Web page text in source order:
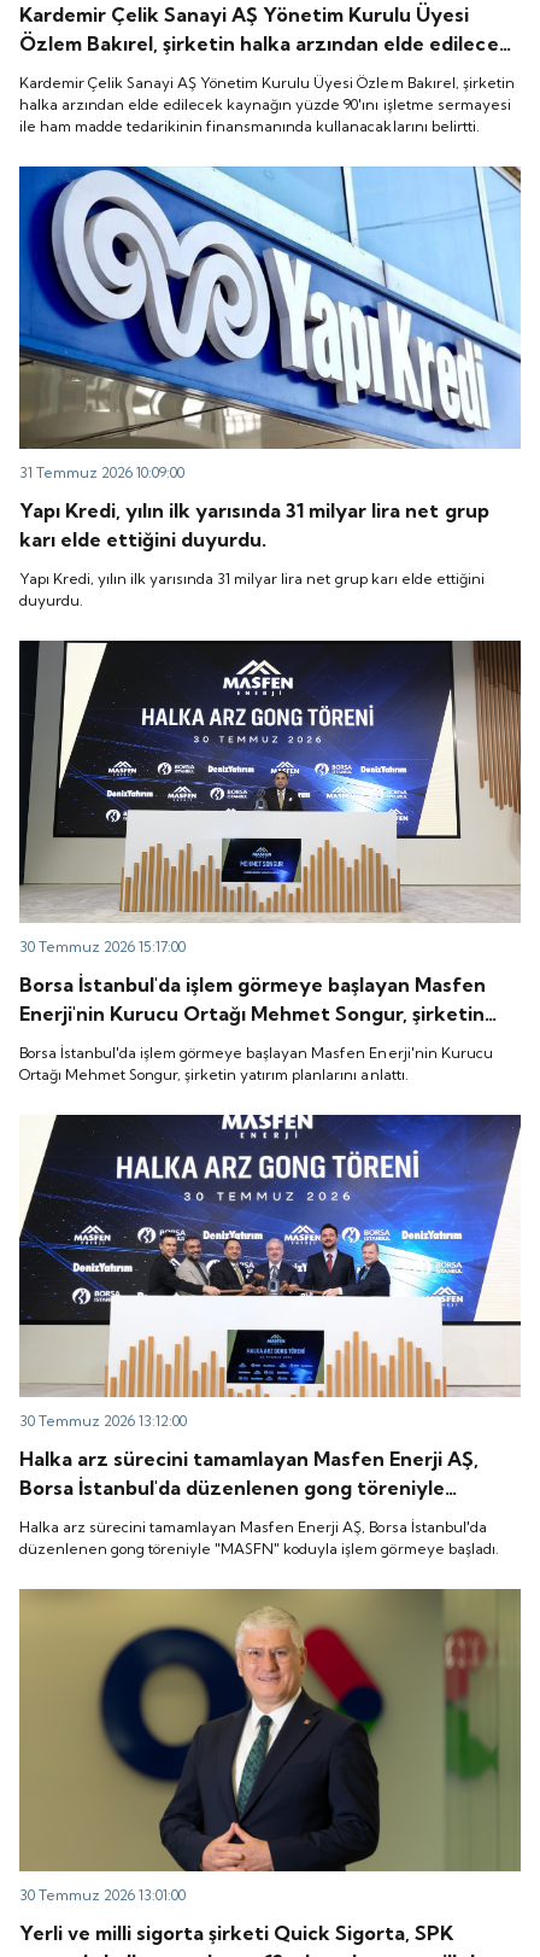
Kardemir Çelik Sanayi AŞ Yönetim Kurulu Üyesi
Özlem Bakırel, şirketin halka arzından elde edilecek
kaynağın yüzde 90'ını işletme sermayesi ile ham
madde tedarikinin finansmanında kullanacaklarını
belirtti.
Kardemir Çelik Sanayi AŞ Yönetim Kurulu Üyesi Özlem Bakırel, şirketin
halka arzından elde edilecek kaynağın yüzde 90'ını işletme sermayesi
ile ham madde tedarikinin finansmanında kullanacaklarını belirtti.
31 Temmuz 2026 10:09:00
Yapı Kredi, yılın ilk yarısında 31 milyar lira net grup
karı elde ettiğini duyurdu.
Yapı Kredi, yılın ilk yarısında 31 milyar lira net grup karı elde ettiğini
duyurdu.
30 Temmuz 2026 15:17:00
Borsa İstanbul'da işlem görmeye başlayan Masfen
Enerji'nin Kurucu Ortağı Mehmet Songur, şirketin
yatırım planlarını anlattı.
Borsa İstanbul'da işlem görmeye başlayan Masfen Enerji'nin Kurucu
Ortağı Mehmet Songur, şirketin yatırım planlarını anlattı.
30 Temmuz 2026 13:12:00
Halka arz sürecini tamamlayan Masfen Enerji AŞ,
Borsa İstanbul'da düzenlenen gong töreniyle
"MASFN" koduyla işlem görmeye başladı.
Halka arz sürecini tamamlayan Masfen Enerji AŞ, Borsa İstanbul'da
düzenlenen gong töreniyle "MASFN" koduyla işlem görmeye başladı.
30 Temmuz 2026 13:01:00
Yerli ve milli sigorta şirketi Quick Sigorta, SPK